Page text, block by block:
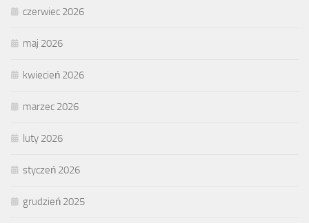
czerwiec 2026
maj 2026
kwiecień 2026
marzec 2026
luty 2026
styczeń 2026
grudzień 2025